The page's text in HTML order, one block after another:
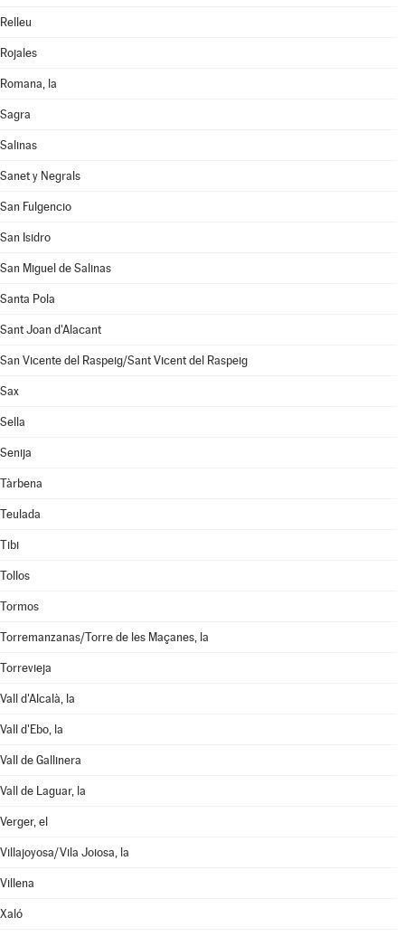
Relleu
Rojales
Romana, la
Sagra
Salinas
Sanet y Negrals
San Fulgencio
San Isidro
San Miguel de Salinas
Santa Pola
Sant Joan d'Alacant
San Vicente del Raspeig/Sant Vicent del Raspeig
Sax
Sella
Senija
Tàrbena
Teulada
Tibi
Tollos
Tormos
Torremanzanas/Torre de les Maçanes, la
Torrevieja
Vall d'Alcalà, la
Vall d'Ebo, la
Vall de Gallinera
Vall de Laguar, la
Verger, el
Villajoyosa/Vila Joiosa, la
Villena
Xaló